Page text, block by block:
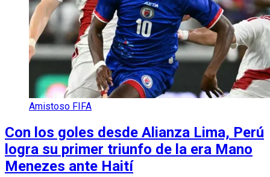
Amistoso FIFA
Con los goles desde Alianza Lima, Perú
logra su primer triunfo de la era Mano
Menezes ante Haití